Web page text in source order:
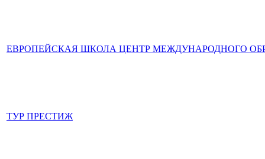
ЕВРОПЕЙСКАЯ ШКОЛА ЦЕНТР МЕЖДУНАРОДНОГО
ТУР ПРЕСТИЖ